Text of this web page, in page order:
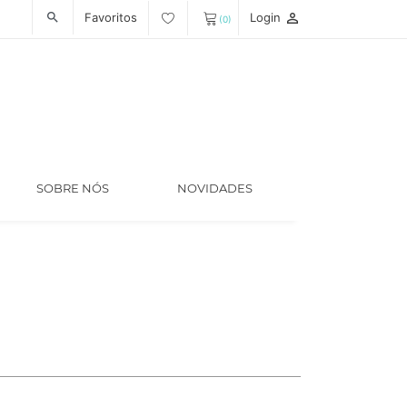
search Favoritos (0) Login person_outline
SOBRE NÓS NOVIDADES